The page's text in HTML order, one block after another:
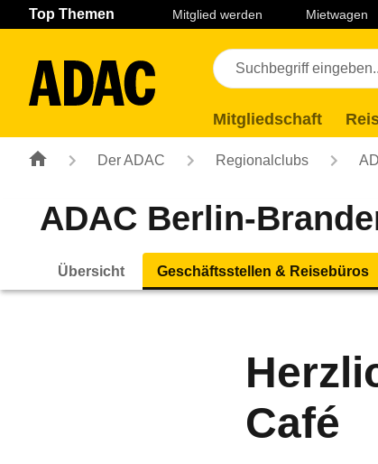
Navigation Seiteninhalt Fußzeile
Top Themen Mitglied werden Mietwagen
Mitgliedschaft
Der ADAC Regionalclubs
ADAC Berlin-
Übersicht Geschäftsstellen & Reisebüros
Café